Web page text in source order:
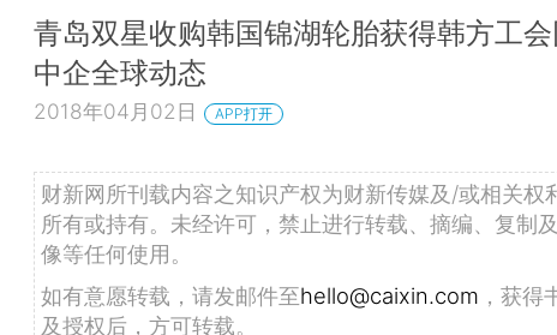
青岛双星收购韩国锦湖轮胎获得韩方工会
中企全球动态
2018年04月02日 APP打开
财新网所刊载内容之知识产权为财新传媒及/或相关权
所有或持有。未经许可，禁止进行转载、摘编、复制
像等任何使用。
如有意愿转载，请发邮件至hello@caixin.com ，获得
及授权后，方可转载。